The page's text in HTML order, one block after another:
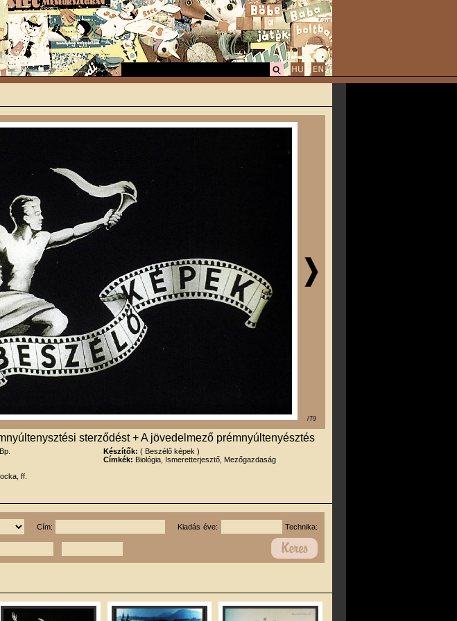
/79
sterződést + A jövedelmező prémnyúltenyésztés
ff.
Készítők: ( Beszélő képek )
Címkék: Biológia, Ismeretterjesztő, Mezőgazdaság
Cím: Kiadás éve: Technika: